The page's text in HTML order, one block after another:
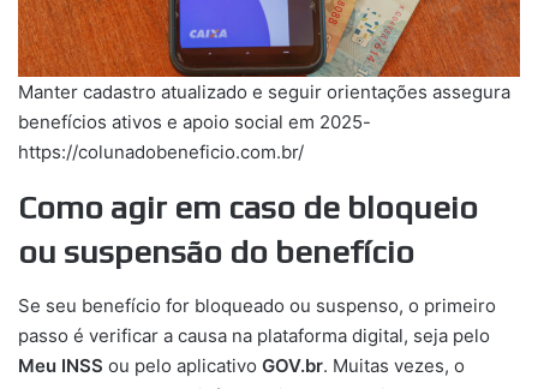
Manter cadastro atualizado e seguir orientações assegura
benefícios ativos e apoio social em 2025-
https://colunadobeneficio.com.br/
Como agir em caso de bloqueio
ou suspensão do benefício
Se seu benefício for bloqueado ou suspenso, o primeiro
passo é verificar a causa na plataforma digital, seja pelo
Meu INSS ou pelo aplicativo GOV.br. Muitas vezes, o